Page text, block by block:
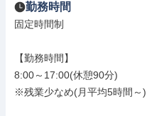
勤務時間
固定時間制
【勤務時間】
8:00～17:00(休憩90分)
※残業少なめ(月平均5時間～)